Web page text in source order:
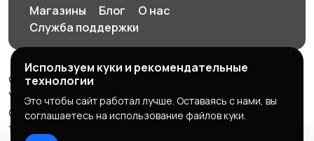
Магазины Блог
О нас
Служба поддержки
© 2026 Орен-АЙ - Авто | Недвижимость | Работа |
Услуги
Создал Карусов Е.С ООО "ЦПК" ИНН 5609203278 ОГРН
1235600008841
Используем куки и рекомендательные
технологии
Это чтобы сайт работал лучше. Оставаясь с нами, вы
соглашаетесь на использование файлов куки.